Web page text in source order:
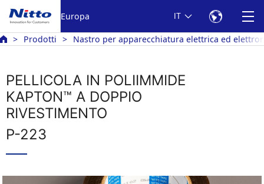
Europa IT
Prodotti Nastro per apparecchiatura elettrica ed
PELLICOLA IN POLIIMMIDE
KAPTON™ A DOPPIO
RIVESTIMENTO
P-223